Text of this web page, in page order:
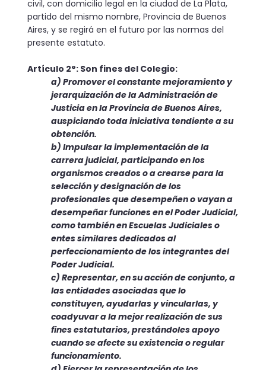
civil, con domicilio legal en la ciudad de La Plata,
partido del mismo nombre, Provincia de Buenos
Aires, y se regirá en el futuro por las normas del
presente estatuto.
Artículo 2°: Son fines del Colegio:
a) Promover el constante mejoramiento y
jerarquización de la Administración de
Justicia en la Provincia de Buenos Aires,
auspiciando toda iniciativa tendiente a su
obtención.
b) Impulsar la implementación de la
carrera judicial, parti­cipando en los
organismos creados o a crearse para la
selección y designación de los
profesionales que desempeñen o vayan a
de­sempeñar funciones en el Poder Judicial,
como también en Escuelas Judiciales o
entes similares dedicados al
perfeccionamiento de los integrantes del
Poder Judicial.
c) Representar, en su acción de conjunto, a
las entidades aso­ciadas que lo
constituyen, ayudarlas y vincularlas, y
coadyuvar a la mejor realización de sus
fines estatutarios, prestándoles apoyo
cuando se afecte su existencia o regular
funcionamiento.